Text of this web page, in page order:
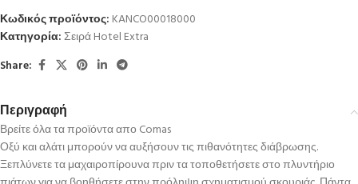
Κωδικός προϊόντος: KANCO00018000
Κατηγορία:Σειρά Hotel Extra
Share:
Περιγραφή
Βρείτε όλα τα προϊόντα απο Comas
Οξύ και αλάτι μπορούν να αυξήσουν τις πιθανότητες διάβρωσης.
Ξεπλύνετε τα μαχαιροπίρουνα πριν τα τοποθετήσετε στο πλυντήριο